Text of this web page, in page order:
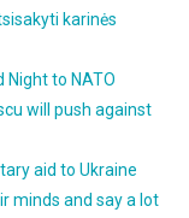
karinės
Night to NATO
will push against
aid to Ukraine
minds and say a lot